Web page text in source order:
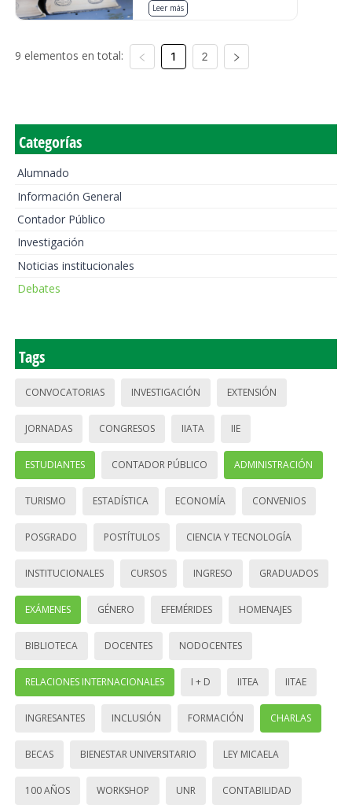
Leer más
9 elementos en total: 1 2
Categorías
Alumnado
Información General
Contador Público
Investigación
Noticias institucionales
Debates
Tags
CONVOCATORIAS INVESTIGACIÓN EXTENSIÓN
JORNADAS CONGRESOS IIATA IIE
ESTUDIANTES CONTADOR PÚBLICO ADMINISTRACIÓN
TURISMO ESTADÍSTICA ECONOMÍA CONVENIOS
POSGRADO POSTÍTULOS CIENCIA Y TECNOLOGÍA
INSTITUCIONALES CURSOS INGRESO GRADUADOS
EXÁMENES GÉNERO EFEMÉRIDES HOMENAJES
BIBLIOTECA DOCENTES NODOCENTES
RELACIONES INTERNACIONALES I + D IITEA IITAE
INGRESANTES INCLUSIÓN FORMACIÓN CHARLAS
BECAS BIENESTAR UNIVERSITARIO LEY MICAELA
100 AÑOS WORKSHOP UNR CONTABILIDAD